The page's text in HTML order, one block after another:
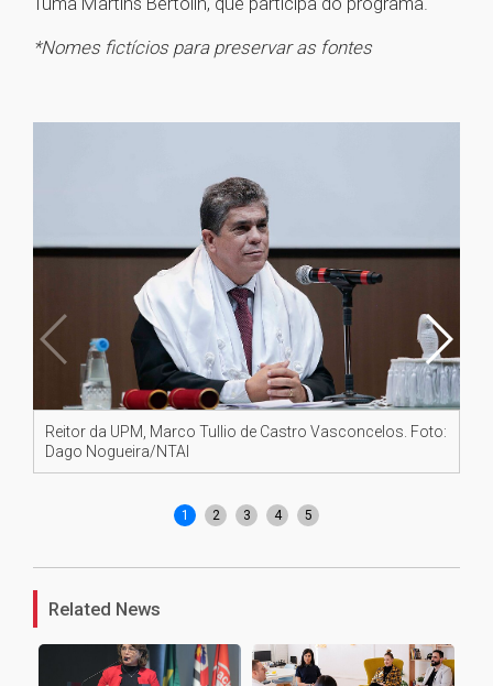
*Nomes fictícios para preservar as fontes
Reitor da UPM, Marco Tullio de Castro Vasconcelos. Foto:
Dago Nogueira/NTAI
1 2 3 4 5
Related News